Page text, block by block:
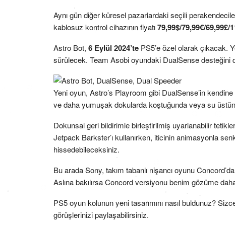
Aynı gün diğer küresel pazarlardaki seçili
kablosuz kontrol cihazının fiyatı79,99$/79,99€/69,99£/
Astro Bot, 6 Eylül 2024’te PS5’e özel olarak çıkacak.
sürülecek. Team Asobi oyundaki DualSense desteğini
Yeni oyun, Astro’s Playroom gibi DualSense’in
ve daha yumuşak dokularda koştuğunda veya su
Dokunsal geri bildirimle birleştirilmiş uyarlanabilir
Jetpack Barkster’ı kullanırken, iticinin animasyonla
hissedebileceksiniz.
Bu arada Sony, takım tabanlı nişancı oyunu
Aslına bakılırsa Concord versiyonu benim gözüme
PS5 oyun kolunun yeni tasarımını nasıl buldunuz?
görüşlerinizi paylaşabilirsiniz.